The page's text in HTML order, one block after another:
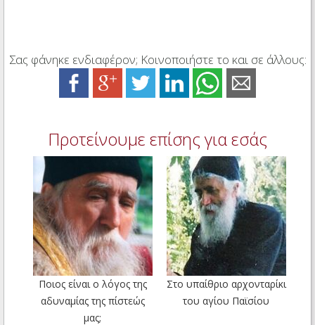
Σας φάνηκε ενδιαφέρον; Κοινοποιήστε το και σε άλλους:
Προτείνουμε επίσης για εσάς
Ποιος είναι ο λόγος της
αδυναμίας της πίστεώς
μας;
Στο υπαίθριο αρχονταρίκι
του αγίου Παϊσίου